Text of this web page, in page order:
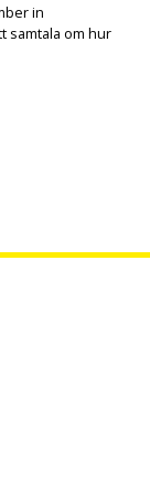
in
samtala om hur